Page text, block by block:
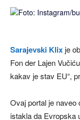
Sarajevski Klixje
Fon der Lajen
kakav je stav EU“,
Ovaj portal je
istakla da Evropska